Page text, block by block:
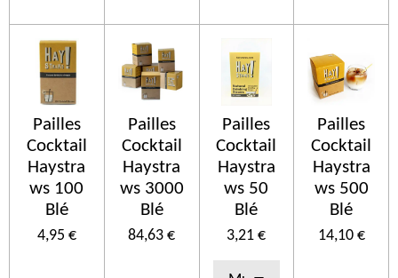
Pailles
Cocktail
Haystra
ws 100
Blé
4,95 €
Pailles
Cocktail
Haystra
ws 3000
Blé
84,63 €
Pailles
Cocktail
Haystra
ws 50
Blé
3,21 €
Pailles
Cocktail
Haystra
ws 500
Blé
14,10 €